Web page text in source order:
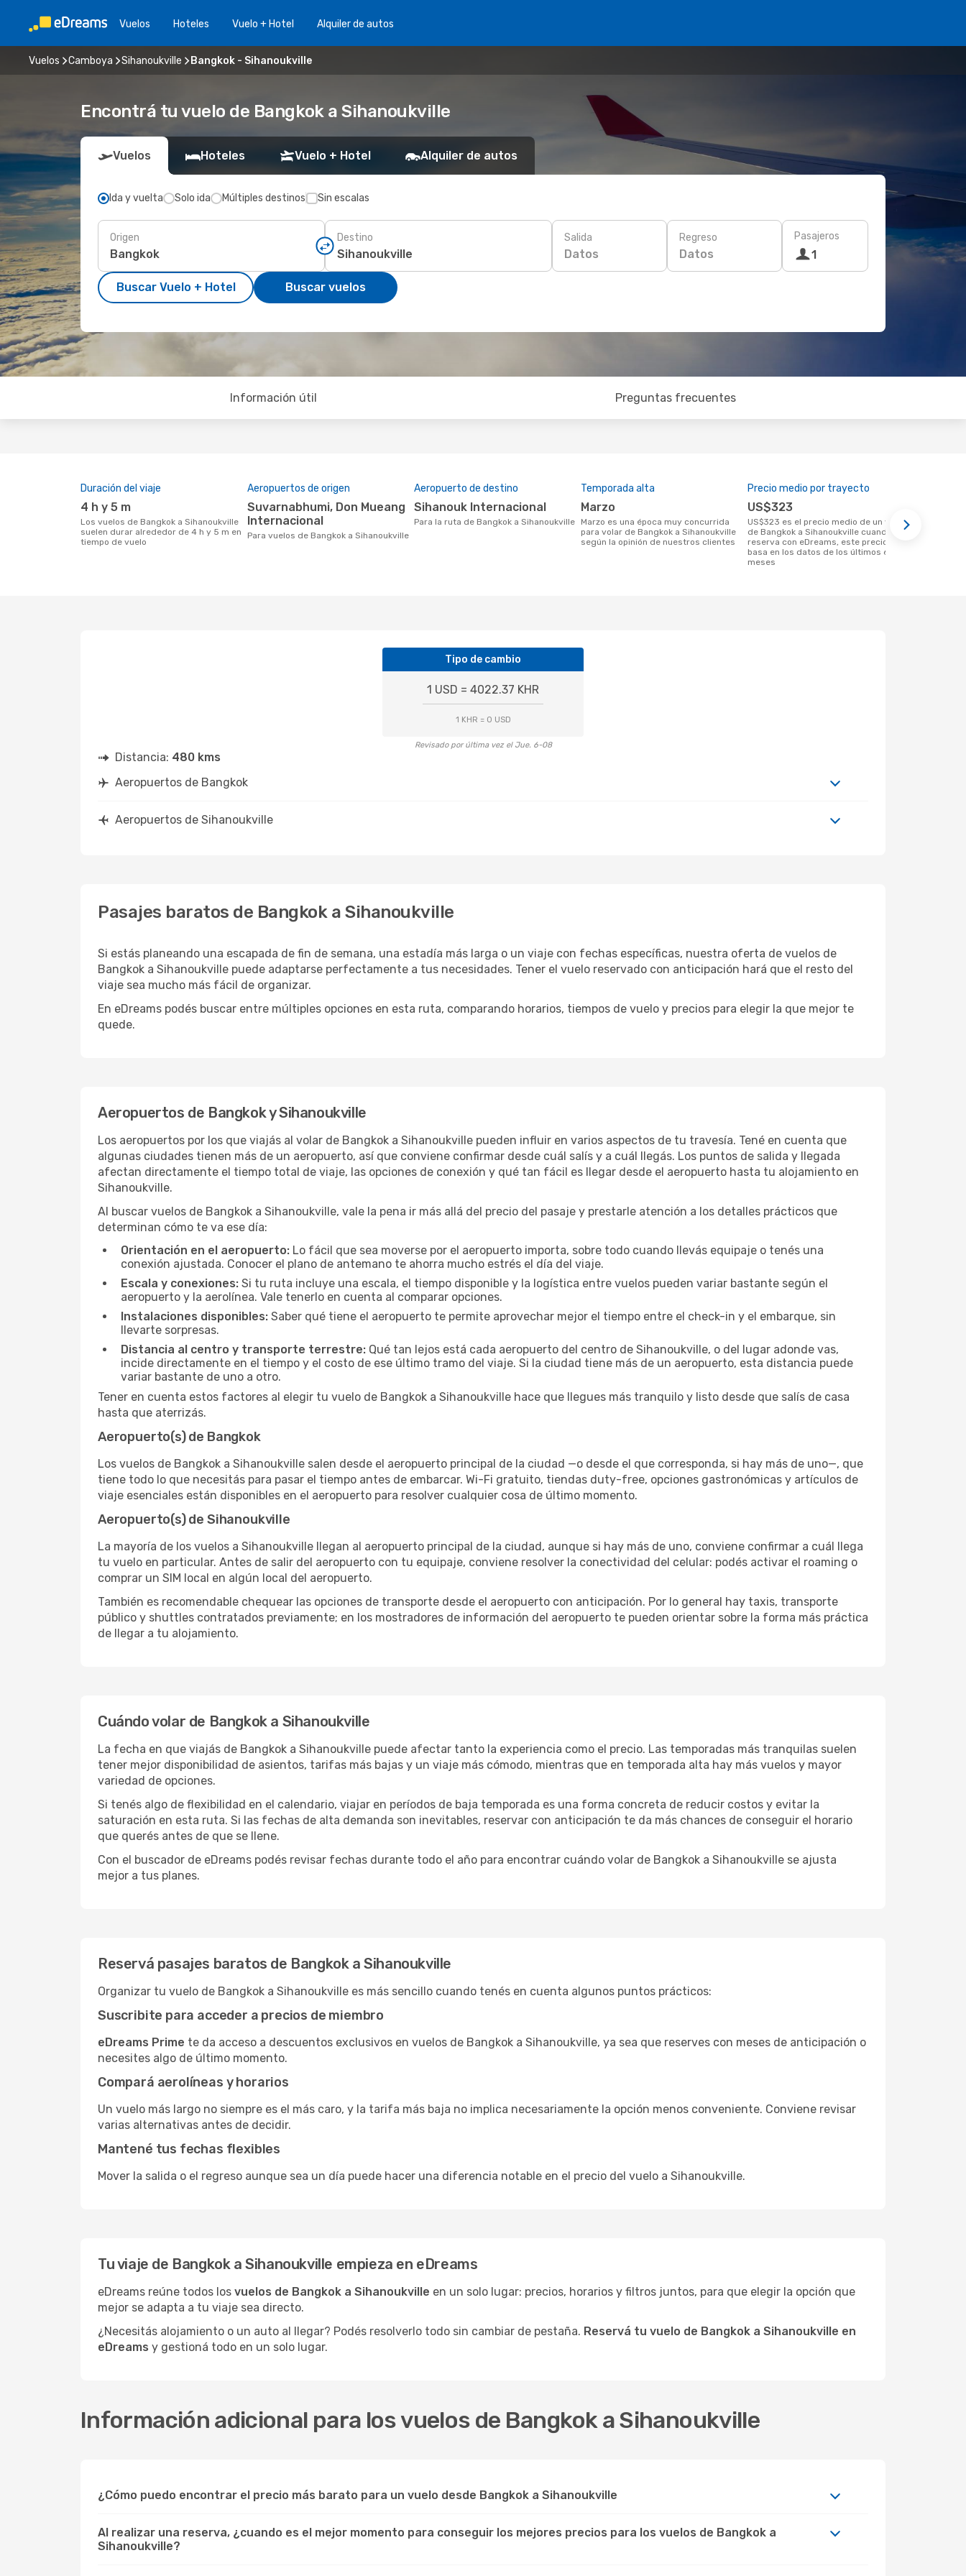
Vuelos Hoteles Vuelo + Hotel Alquiler de autos
Vuelos Camboya Sihanoukville Bangkok - Sihanoukville
Encontrá tu vuelo de Bangkok a Sihanoukville
Vuelos Hoteles Vuelo + Hotel Alquiler de autos
Ida y vuelta Solo ida Múltiples destinos Sin escalas
Origen Destino Salida
Datos
Regreso
Datos
Pasajeros
1
Buscar Vuelo + Hotel Buscar vuelos
Información útil Preguntas frecuentes
Duración del viaje
4 h y 5 m
Los vuelos de Bangkok a Sihanoukville
suelen durar alrededor de 4 h y 5 m en
tiempo de vuelo
Aeropuertos de origen
Suvarnabhumi, Don Mueang
Internacional
Para vuelos de Bangkok a Sihanoukville
Aeropuerto de destino
Sihanouk Internacional
Para la ruta de Bangkok a Sihanoukville
Temporada alta
marzo
marzo es una época muy concurrida
para volar de Bangkok a Sihanoukville
según la opinión de nuestros clientes
Precio medio por trayecto
US$323
US$323 es el precio medio de un viaje
de Bangkok a Sihanoukville cuando se
reserva con eDreams, este precio se
basa en los datos de los últimos 6
meses
Tipo de cambio
1 USD = 4022.37 KHR
1 KHR = 0 USD
Revisado por última vez el Jue. 6-08
Distancia: 480 kms
Aeropuertos de Bangkok
Aeropuertos de Sihanoukville
Pasajes baratos de Bangkok a Sihanoukville
Si estás planeando una escapada de fin de semana, una estadía más larga o un viaje con fechas específicas, nuestra oferta de vuelos de
Bangkok a Sihanoukville puede adaptarse perfectamente a tus necesidades. Tener el vuelo reservado con anticipación hará que el resto del
viaje sea mucho más fácil de organizar.
En eDreams podés buscar entre múltiples opciones en esta ruta, comparando horarios, tiempos de vuelo y precios para elegir la que mejor te
quede.
Aeropuertos de Bangkok y Sihanoukville
Los aeropuertos por los que viajás al volar de Bangkok a Sihanoukville pueden influir en varios aspectos de tu travesía. Tené en cuenta que
algunas ciudades tienen más de un aeropuerto, así que conviene confirmar desde cuál salís y a cuál llegás. Los puntos de salida y llegada
afectan directamente el tiempo total de viaje, las opciones de conexión y qué tan fácil es llegar desde el aeropuerto hasta tu alojamiento en
Sihanoukville.
Al buscar vuelos de Bangkok a Sihanoukville, vale la pena ir más allá del precio del pasaje y prestarle atención a los detalles prácticos que
determinan cómo te va ese día:
Orientación en el aeropuerto: Lo fácil que sea moverse por el aeropuerto importa, sobre todo cuando llevás equipaje o tenés una
conexión ajustada. Conocer el plano de antemano te ahorra mucho estrés el día del viaje.
Escala y conexiones: Si tu ruta incluye una escala, el tiempo disponible y la logística entre vuelos pueden variar bastante según el
aeropuerto y la aerolínea. Vale tenerlo en cuenta al comparar opciones.
Instalaciones disponibles: Saber qué tiene el aeropuerto te permite aprovechar mejor el tiempo entre el check-in y el embarque, sin
llevarte sorpresas.
Distancia al centro y transporte terrestre: Qué tan lejos está cada aeropuerto del centro de Sihanoukville, o del lugar adonde vas,
incide directamente en el tiempo y el costo de ese último tramo del viaje. Si la ciudad tiene más de un aeropuerto, esta distancia puede
variar bastante de uno a otro.
Tener en cuenta estos factores al elegir tu vuelo de Bangkok a Sihanoukville hace que llegues más tranquilo y listo desde que salís de casa
hasta que aterrizás.
Aeropuerto(s) de Bangkok
Los vuelos de Bangkok a Sihanoukville salen desde el aeropuerto principal de la ciudad —o desde el que corresponda, si hay más de uno—, que
tiene todo lo que necesitás para pasar el tiempo antes de embarcar. Wi-Fi gratuito, tiendas duty-free, opciones gastronómicas y artículos de
viaje esenciales están disponibles en el aeropuerto para resolver cualquier cosa de último momento.
Aeropuerto(s) de Sihanoukville
La mayoría de los vuelos a Sihanoukville llegan al aeropuerto principal de la ciudad, aunque si hay más de uno, conviene confirmar a cuál llega
tu vuelo en particular. Antes de salir del aeropuerto con tu equipaje, conviene resolver la conectividad del celular: podés activar el roaming o
comprar un SIM local en algún local del aeropuerto.
También es recomendable chequear las opciones de transporte desde el aeropuerto con anticipación. Por lo general hay taxis, transporte
público y shuttles contratados previamente; en los mostradores de información del aeropuerto te pueden orientar sobre la forma más práctica
de llegar a tu alojamiento.
Cuándo volar de Bangkok a Sihanoukville
La fecha en que viajás de Bangkok a Sihanoukville puede afectar tanto la experiencia como el precio. Las temporadas más tranquilas suelen
tener mejor disponibilidad de asientos, tarifas más bajas y un viaje más cómodo, mientras que en temporada alta hay más vuelos y mayor
variedad de opciones.
Si tenés algo de flexibilidad en el calendario, viajar en períodos de baja temporada es una forma concreta de reducir costos y evitar la
saturación en esta ruta. Si las fechas de alta demanda son inevitables, reservar con anticipación te da más chances de conseguir el horario
que querés antes de que se llene.
Con el buscador de eDreams podés revisar fechas durante todo el año para encontrar cuándo volar de Bangkok a Sihanoukville se ajusta
mejor a tus planes.
Reservá pasajes baratos de Bangkok a Sihanoukville
Organizar tu vuelo de Bangkok a Sihanoukville es más sencillo cuando tenés en cuenta algunos puntos prácticos:
Suscribite para acceder a precios de miembro
eDreams Prime te da acceso a descuentos exclusivos en vuelos de Bangkok a Sihanoukville, ya sea que reserves con meses de anticipación o
necesites algo de último momento.
Compará aerolíneas y horarios
Un vuelo más largo no siempre es el más caro, y la tarifa más baja no implica necesariamente la opción menos conveniente. Conviene revisar
varias alternativas antes de decidir.
Mantené tus fechas flexibles
Mover la salida o el regreso aunque sea un día puede hacer una diferencia notable en el precio del vuelo a Sihanoukville.
Tu viaje de Bangkok a Sihanoukville empieza en eDreams
eDreams reúne todos los vuelos de Bangkok a Sihanoukville en un solo lugar: precios, horarios y filtros juntos, para que elegir la opción que
mejor se adapta a tu viaje sea directo.
¿Necesitás alojamiento o un auto al llegar? Podés resolverlo todo sin cambiar de pestaña. Reservá tu vuelo de Bangkok a Sihanoukville en
eDreams y gestioná todo en un solo lugar.
Información adicional para los vuelos de Bangkok a Sihanoukville
¿Cómo puedo encontrar el precio más barato para un vuelo desde Bangkok a Sihanoukville
Al realizar una reserva, ¿cuando es el mejor momento para conseguir los mejores precios para los vuelos de Bangkok a
Sihanoukville?